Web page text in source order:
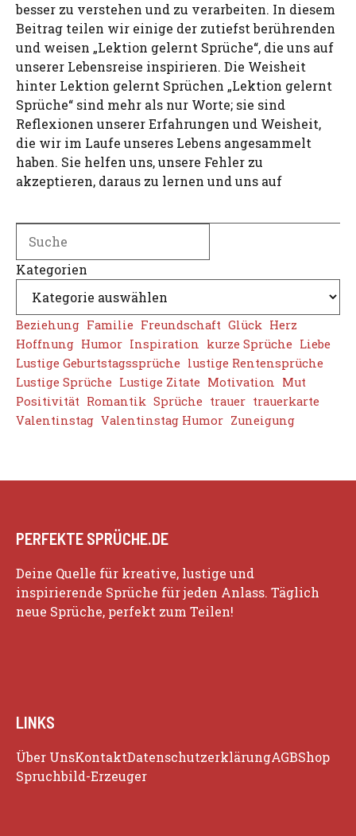
besser zu verstehen und zu verarbeiten. In diesem
Beitrag teilen wir einige der zutiefst berührenden
und weisen „Lektion gelernt Sprüche“, die uns auf
unserer Lebensreise inspirieren. Die Weisheit
hinter Lektion gelernt Sprüchen „Lektion gelernt
Sprüche“ sind mehr als nur Worte; sie sind
Reflexionen unserer Erfahrungen und Weisheit,
die wir im Laufe unseres Lebens angesammelt
haben. Sie helfen uns, unsere Fehler zu
akzeptieren, daraus zu lernen und uns auf
Search
Kategorien
Beziehung Familie Freundschaft Glück Herz
Hoffnung Humor Inspiration kurze Sprüche Liebe
Lustige Geburtstagssprüche lustige Rentensprüche
Lustige Sprüche Lustige Zitate Motivation Mut
Positivität Romantik Sprüche trauer trauerkarte
Valentinstag Valentinstag Humor Zuneigung
PERFEKTE SPRÜCHE.DE
Deine Quelle für kreative, lustige und
inspirierende Sprüche für jeden Anlass. Täglich
neue Sprüche, perfekt zum Teilen!
LINKS
Über UnsKontaktDatenschutzerklärungAGBShop
Spruchbild-Erzeuger